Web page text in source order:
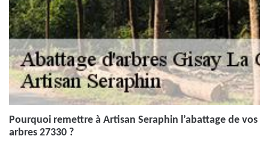
Pourquoi remettre à Artisan Seraphin l’abattage de vos
arbres 27330 ?